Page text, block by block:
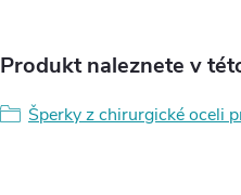
Produkt naleznete v
Šperky z chirurgické oceli